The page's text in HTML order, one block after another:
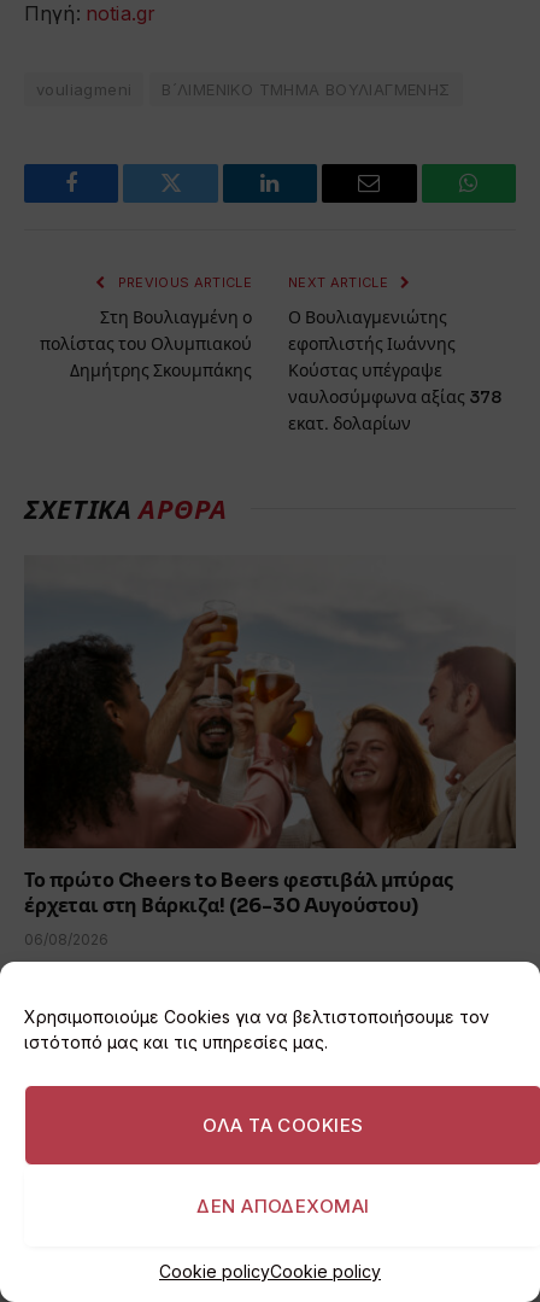
Χρησιμοποιούμε Cookies για να βελτιστοποιήσουμε τον
ιστότοπό μας και τις υπηρεσίες μας.
ΟΛΑ ΤΑ COOKIES
ΔΕΝ ΑΠΟΔΕΧΟΜΑΙ
Cookie policyCookie policy
Πηγή: notia.gr
vouliagmeni Β´ΛΙΜΕΝΙΚΟ ΤΜΗΜΑ ΒΟΥΛΙΑΓΜΕΝΗΣ
Facebook Twitter LinkedIn Email
PREVIOUS ARTICLE
Στη Βουλιαγμένη ο
πολίστας του Ολυμπιακού
Δημήτρης Σκουμπάκης
NEXT ARTICLE
Ο Βουλιαγμενιώτης
εφοπλιστής Ιωάννης
Κούστας υπέγραψε
ναυλοσύμφωνα αξίας 378
εκατ. δολαρίων
ΣΧΕΤΙΚΆΆΡΘΡΑ
Το πρώτο Cheers to Beers φεστιβάλ μπύρας
έρχεται στη Βάρκιζα! (26-30 Aυγούστου)
06/08/2026